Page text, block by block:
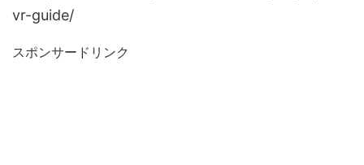
vr-guide/
スポンサードリンク